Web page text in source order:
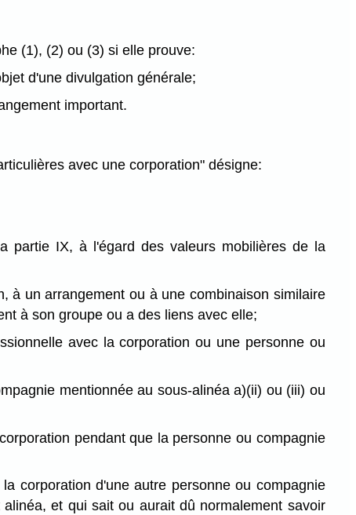
(1), (2) ou (3) si elle prouve:
d'une divulgation générale;
important.
avec une corporation" désigne:
partie IX, à l'égard des valeurs mobilières de la
à un arrangement ou à une combinaison similaire
à son groupe ou a des liens avec elle;
avec la corporation ou une personne ou
mentionnée au sous-alinéa a)(ii) ou (iii) ou
pendant que la personne ou compagnie
corporation d'une autre personne ou compagnie
et qui sait ou aurait dû normalement savoir